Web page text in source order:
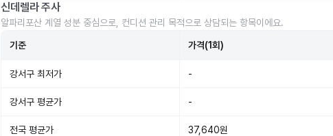
신데렐라 주사
알파리포산 계열 성분 중심으로, 컨디션 관리 목적으로 상담되는 항목이에요.
기준 가격(1회)
강서구 최저가 -
강서구 평균가 -
전국 평균가 37,640원